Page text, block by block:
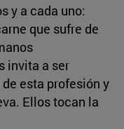
y a cada uno:
que sufre de
invita a ser
esta profesión y
Ellos tocan la